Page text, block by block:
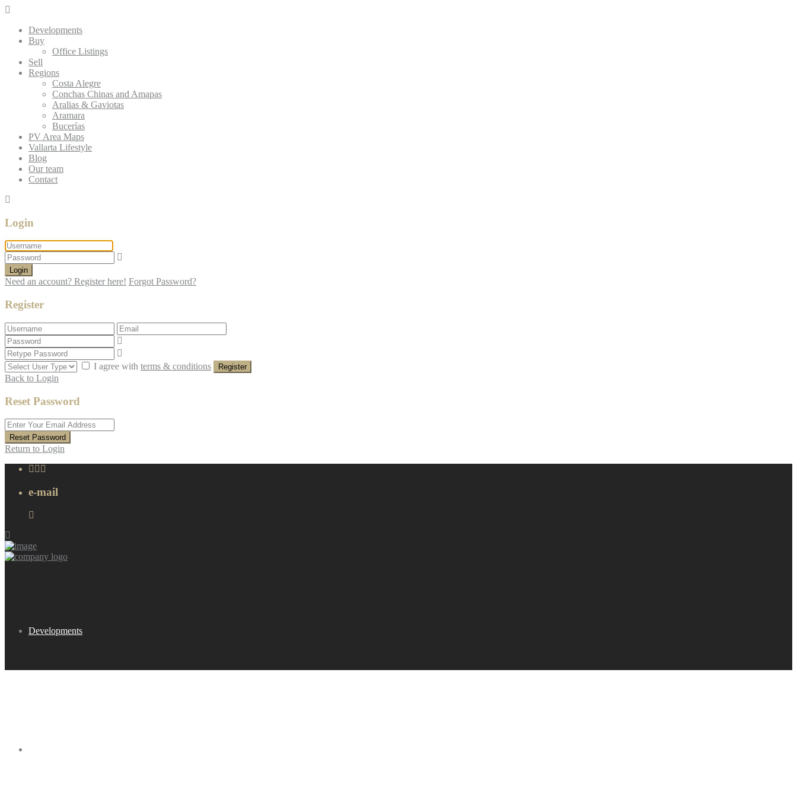
Developments
Buy
Office Listings
Sell
Regions
Costa Alegre
Conchas Chinas and Amapas
Aralias & Gaviotas
Aramara
Bucerías
PV Area Maps
Vallarta Lifestyle
Blog
Our team
Contact
Login
Login
Need an account? Register here! Forgot Password?
Register
I agree with terms & conditions Register
Back to Login
Reset Password
Reset Password
Return to Login
e-mail
Developments